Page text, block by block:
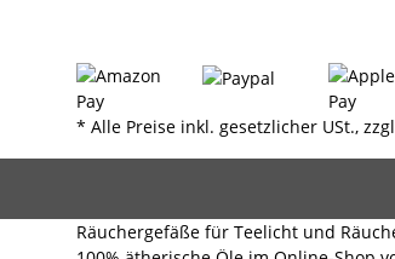
* Alle Preise inkl. gesetzlicher USt.,
Räuchergefäße für Teelicht und